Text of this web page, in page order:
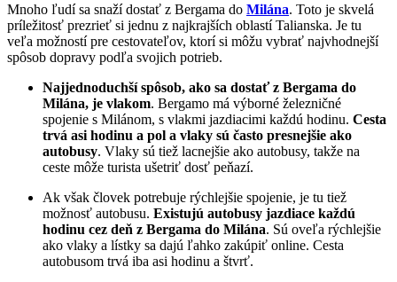
Mnoho ľudí sa snaží dostať z Bergama do Milána. Toto je skvelá
príležitosť prezrieť si jednu z najkrajších oblastí Talianska. Je tu
veľa možností pre cestovateľov, ktorí si môžu vybrať najvhodnejší
spôsob dopravy podľa svojich potrieb.
Najjednoduchší spôsob, ako sa dostať z Bergama do
Milána, je vlakom. Bergamo má výborné železničné
spojenie s Milánom, s vlakmi jazdiacimi každú hodinu. Cesta
trvá asi hodinu a pol a vlaky sú často presnejšie ako
autobusy. Vlaky sú tiež lacnejšie ako autobusy, takže na
ceste môže turista ušetriť dosť peňazí.
Ak však človek potrebuje rýchlejšie spojenie, je tu tiež
možnosť autobusu. Existujú autobusy jazdiace každú
hodinu cez deň z Bergama do Milána. Sú oveľa rýchlejšie
ako vlaky a lístky sa dajú ľahko zakúpiť online. Cesta
autobusom trvá iba asi hodinu a štvrť.